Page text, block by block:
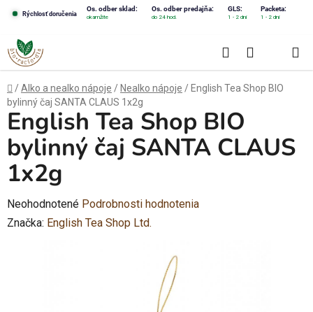
obsah
Rýchlosť doručenia
Os. odber sklad: Os. odber predajňa: GLS: Packeta:
okamžite do 24 hod. 1 - 2 dni 1 - 2 dni
Hľadať
KOŠÍK
Domov
/Alko a nealko nápoje / Nealko nápoje / English Tea Shop BIO
bylinný čaj SANTA CLAUS 1x2g
English Tea Shop BIO
bylinný čaj SANTA CLAUS
1x2g
Priemerné
hodnotenie
Neohodnotené Podrobnosti hodnotenia
Značka: English Tea Shop Ltd.